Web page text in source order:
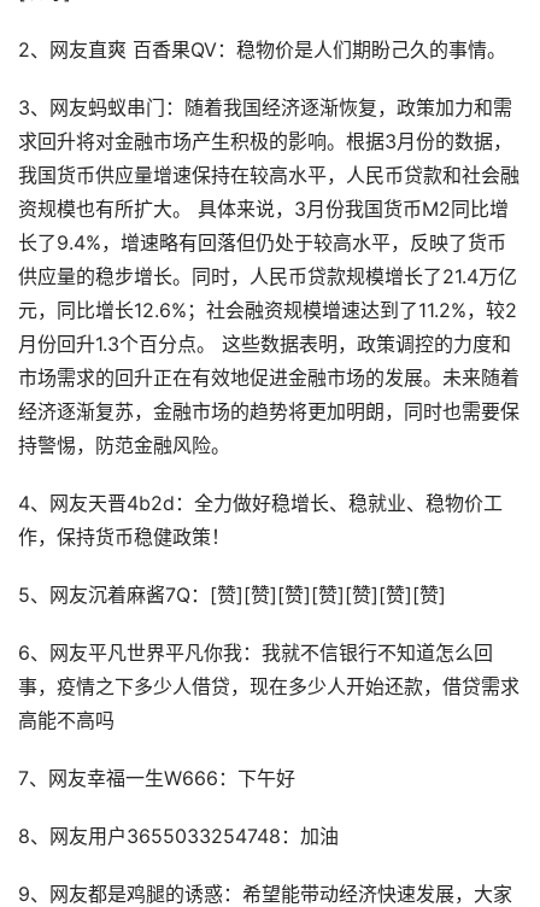
2、网友直爽 百香果QV：稳物价是人们期盼己久的事情。
3、网友蚂蚁串门：随着我国经济逐渐恢复，政策加力和需
求回升将对金融市场产生积极的影响。根据3月份的数据，
我国货币供应量增速保持在较高水平，人民币贷款和社会融
资规模也有所扩大。 具体来说，3月份我国货币M2同比增
长了9.4%，增速略有回落但仍处于较高水平，反映了货币
供应量的稳步增长。同时，人民币贷款规模增长了21.4万亿
元，同比增长12.6%；社会融资规模增速达到了11.2%，较2
月份回升1.3个百分点。 这些数据表明，政策调控的力度和
市场需求的回升正在有效地促进金融市场的发展。未来随着
经济逐渐复苏，金融市场的趋势将更加明朗，同时也需要保
持警惕，防范金融风险。
4、网友天晋4b2d：全力做好稳增长、稳就业、稳物价工
作，保持货币稳健政策！
5、网友沉着麻酱7Q：[赞][赞][赞][赞][赞][赞][赞]
6、网友平凡世界平凡你我：我就不信银行不知道怎么回
事，疫情之下多少人借贷，现在多少人开始还款，借贷需求
高能不高吗
7、网友幸福一生W666：下午好
8、网友用户3655033254748：加油
9、网友都是鸡腿的诱惑：希望能带动经济快速发展，大家